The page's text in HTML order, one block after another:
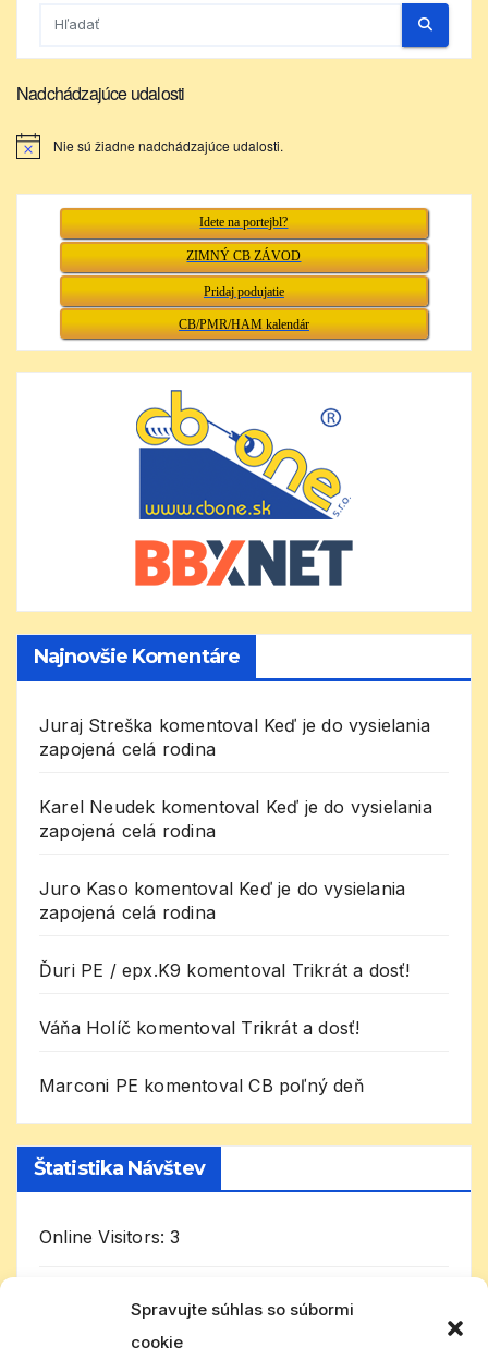
Spravujte súhlas so súbormi
cookie
Nadchádzajúce udalosti
N
Nie sú žiadne nadchádzajúce udalosti.
Idete na portejbl?
ZIMNÝ CB ZÁVOD
Pridaj podujatie
CB/PMR/HAM kalendár
Najnovšie Komentáre
Juraj Streška komentoval Keď je do vysielania
zapojená celá rodina
Karel Neudek komentoval Keď je do vysielania
zapojená celá rodina
Juro Kaso komentoval Keď je do vysielania
zapojená celá rodina
Ďuri PE / epx.K9 komentoval Trikrát a dosť!
Váňa Holíč komentoval Trikrát a dosť!
Marconi PE komentovalCB poľný deň
Štatistika Návštev
Online Visitors:3
Today's Visitors:133